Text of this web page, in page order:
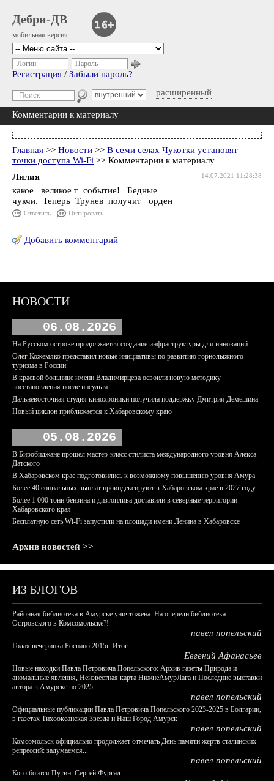
Дебри-ДВ
мобильная версия
расширенный
Логин Пароль
Регистрация / Забыли пароль?
Комментарии к материалу
Главная >> Новости >> В семи селах Чукотки установят
точки доступа Wi-Fi >> Комментарии к материалу
14.07.2021 11:28:38
Лилия
какое великое т событие! Бедные
чукчи. Теперь Трунев получит орден
Ответить Цитировать
Добавить комментарий
НОВОСТИ
06.08.2026
На Русском острове продолжается создание инфраструктуры для инноваций
Олег Кожемяко представил новые инициативы по развитию горнолыжного
туризма в России
В краевой больнице имени Владимирцева освоили новую методику
восстановления после инсульта
Дальневосточная студия кинохроники получила поддержку Дмитрия Демешина
Новый циклон приближается к Хабаровскому краю
05.08.2026
В Биробиджане прошел мастер-класс стилиста международного уровня Алекса
Датского
В Хабаровском крае подготовились к возможному повышению уровня Амура
Более 40 социальных выплат проиндексируют в Хабаровском крае в 2027 году
Более 1 000 тонн бензина и дизтоплива доставили в северные территории
Хабаровского края
Бесплатную сеть Wi-Fi запустили на площади имени Ленина в Хабаровске
Архив новостей >>
ИЗ БЛОГОВ
Районная библиотека в Амурске уничтожена. На очереди библиотека
Островского в Комсомольске?!
павел попельский
Голая вечеринка Роснано 2015г. Итог.
Евгений Афанасьев
Новые находки Павла Петровича Попельского: Архив газеты Природа и
аномальные явления, Неизвестная карта НижнеАмурЛага и Последние выставки
автора в Амурске по 2025
павел попельский
Официальные публикации Павла Петровича Попельского 2023-2025 в Болгарии,
в газетах Тихоокеанская Звезда и Наш Город Амурск
павел попельский
Комсомольск официально продолжает отмечать День памяти жертв сталинских
репрессий: задумаемся...
павел попельский
Кого боится Путин: Сергей Фургал